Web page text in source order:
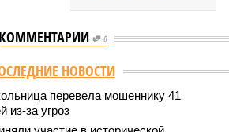
КОММЕНТАРИИ 0
Кировской области подорожали на